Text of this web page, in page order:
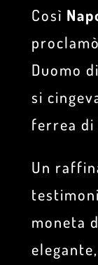
Così
Duomo
si
ferrea di
Un
moneta